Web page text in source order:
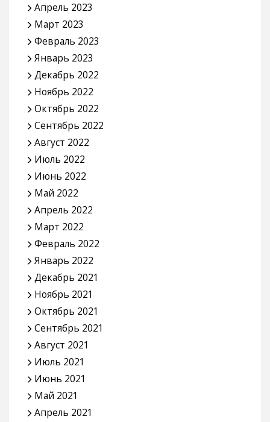
Апрель 2023
Март 2023
Февраль 2023
Январь 2023
Декабрь 2022
Ноябрь 2022
Октябрь 2022
Сентябрь 2022
Август 2022
Июль 2022
Июнь 2022
Май 2022
Апрель 2022
Март 2022
Февраль 2022
Январь 2022
Декабрь 2021
Ноябрь 2021
Октябрь 2021
Сентябрь 2021
Август 2021
Июль 2021
Июнь 2021
Май 2021
Апрель 2021